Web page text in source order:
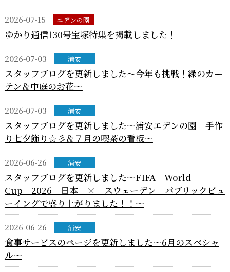
2026-07-15 エデンの園
ゆかり通信130号宝塚特集を掲載しました！
2026-07-03 浦安
スタッフブログを更新しました～今年も挑戦！緑のカー
テン＆中庭のお花～
2026-07-03 浦安
スタッフブログを更新しました～浦安エデンの園 手作
り七夕飾り☆彡＆７月の喫茶の看板～
2026-06-26 浦安
スタッフブログを更新しました～FIFA World
Cup 2026 日本 × スウェーデン パブリックビュ
ーイングで盛り上がりました！！～
2026-06-26 浦安
食事サービスのページを更新しました～6月のスペシャ
ル～